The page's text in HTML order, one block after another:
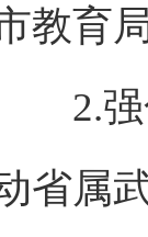
教育
2.强化
省属